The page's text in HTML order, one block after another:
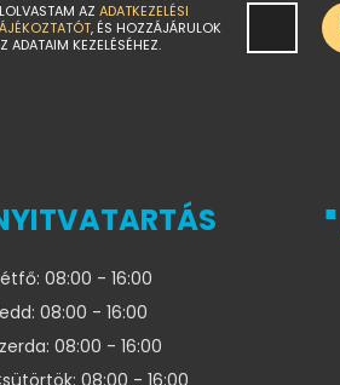
AZ ADATKEZELÉSI
, ÉS HOZZÁJÁRULOK
ADATAIM KEZELÉSÉHEZ.
08:00 - 16:00
08:00 - 16:00
08:00 - 16:00
08:00 - 16:00